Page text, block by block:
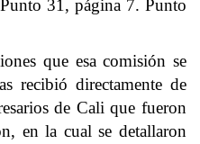
31, página 7. Punto
que esa comisión se
recibió directamente de
de Cali que fueron
en la cual se detallaron